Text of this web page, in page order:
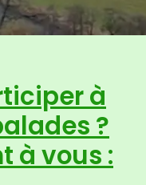
à
?
à vous :